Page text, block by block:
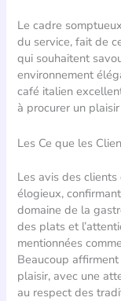
Le cadre
du service, fait de
qui souhaitent
environnement
café italien
à procurer un
Les Ce que les
Les avis des
élogieux,
domaine de la
des plats et
mentionnées
Beaucoup
plaisir, avec une
au respect des